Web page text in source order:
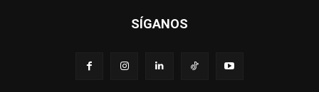
SÍGANOS